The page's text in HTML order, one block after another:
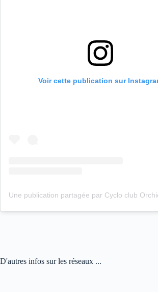
Voir cette publication sur
D'autres infos sur les réseaux ...